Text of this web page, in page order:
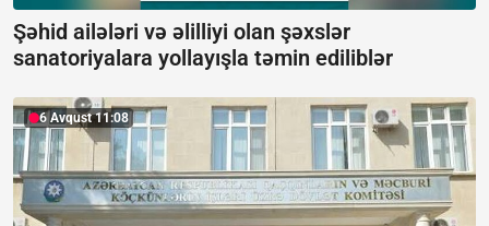
Şəhid ailələri və əlilliyi olan şəxslər
sanatoriyalara yollayışla təmin ediliblər
6 Avqust 11:08